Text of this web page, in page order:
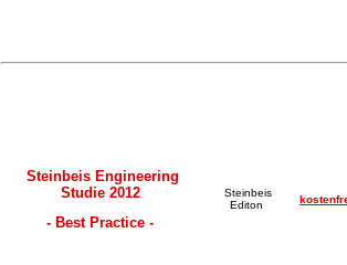
Steinbeis Engineering
Studie 2012
- Best Practice -
Steinbeis
Editon